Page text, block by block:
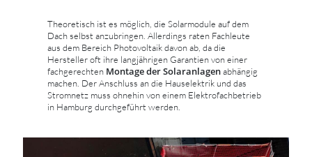
Theoretisch ist es möglich, die Solarmodule auf dem
Dach selbst anzubringen. Allerdings raten Fachleute
aus dem Bereich Photovoltaik davon ab, da die
Hersteller oft ihre langjährigen Garantien von einer
fachgerechten Montage der Solaranlagenabhängig
machen. Der Anschluss an die Hauselektrik und das
Stromnetz muss ohnehin von einem Elektrofachbetrieb
in Hamburg durchgeführt werden.